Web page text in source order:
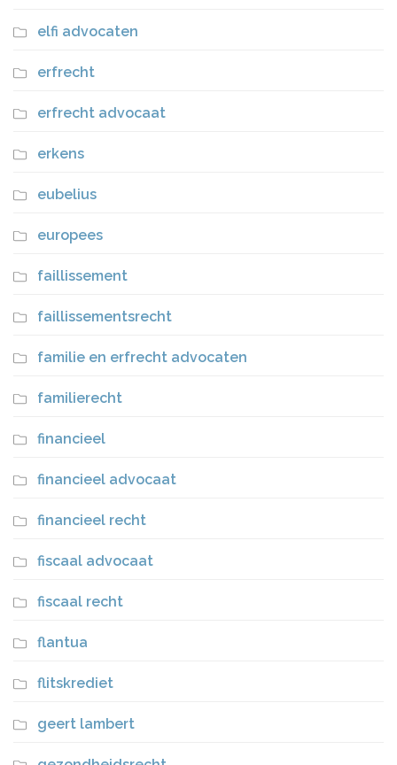
elfi advocaten
erfrecht
erfrecht advocaat
erkens
eubelius
europees
faillissement
faillissementsrecht
familie en erfrecht advocaten
familierecht
financieel
financieel advocaat
financieel recht
fiscaal advocaat
fiscaal recht
flantua
flitskrediet
geert lambert